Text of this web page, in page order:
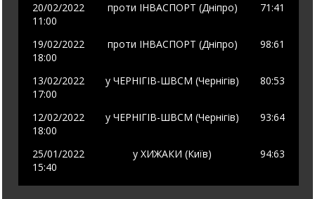
20/02/2022
11:00
проти ІНВАСПОРТ (Дніпро) 71:41
19/02/2022
18:00
проти ІНВАСПОРТ (Дніпро) 98:61
13/02/2022
17:00
у ЧЕРНІГІВ-ШВСМ (Чернігів) 80:53
12/02/2022
18:00
у ЧЕРНІГІВ-ШВСМ (Чернігів) 93:64
25/01/2022
15:40
у ХИЖАКИ (Київ) 94:63